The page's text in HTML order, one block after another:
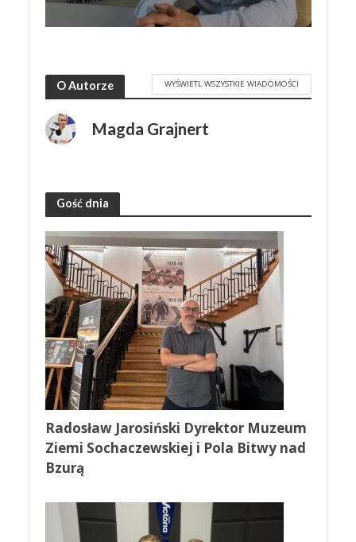
O Autorze WYŚWIETL WSZYSTKIE WIADOMOŚCI
Magda Grajnert
Gość dnia
Radosław Jarosiński Dyrektor Muzeum
Ziemi Sochaczewskiej i Pola Bitwy nad
Bzurą